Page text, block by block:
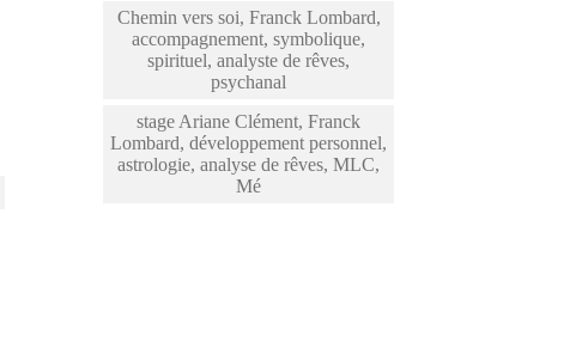
Chemin vers soi, Franck Lombard,
accompagnement, symbolique,
spirituel, analyste de rêves,
psychanal
stage Ariane Clément, Franck
Lombard, développement personnel,
astrologie, analyse de rêves, MLC,
Mé